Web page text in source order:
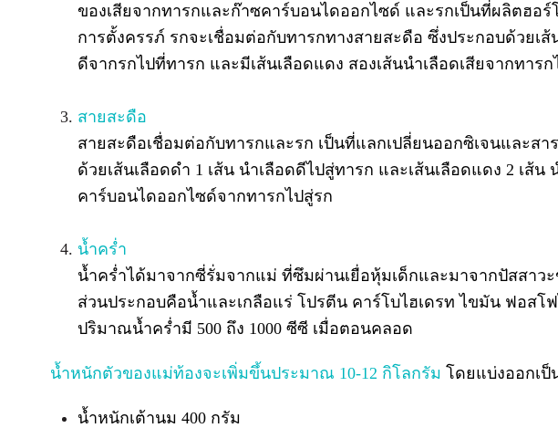
ของเสียจากทารกและก๊าซคาร์บอนไดออกไซด์ และรกเป็นที่ผลิตฮอร์
การตั้งครรภ์ รกจะเชื่อมต่อกับทารกทางสายสะดือ ซึ่งประกอบด้วยเส้
ดีจากรกไปที่ทารก และมีเส้นเลือดแดง สองเส้นนำเลือดเสียจากทารก
สายสะดือ
สายสะดือเชื่อมต่อกับทารกและรก เป็นที่แลกเปลี่ยนออกซิเจนและสา
ด้วยเส้นเลือดดำ 1 เส้น นำเลือดดีไปสู่ทารก และเส้นเลือดแดง 2 เส้น
คาร์บอนไดออกไซด์จากทารกไปสู่รก
น้ำคร่ำ
น้ำคร่ำได้มาจากซี่รั่มจากแม่ ที่ซึมผ่านเยื่อหุ้มเด็กและมาจากปัสสาว
ส่วนประกอบคือน้ำและเกลือแร่ โปรตีน คาร์โบไฮเดรท ไขมัน ฟอสโ
ปริมาณน้ำคร่ำมี 500 ถึง 1000 ซีซี เมื่อตอนคลอด
น้ำหนักตัวของแม่ท้องจะเพิ่มขึ้นประมาณ 10-12 กิโลกรัม โดยแบ่งออกเป็
น้ำหนักเต้านม 400 กรัม